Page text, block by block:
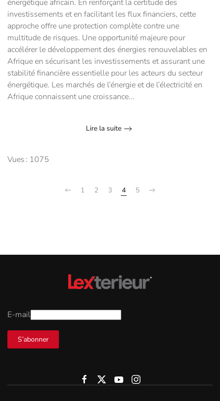
énergétique africain. En renforçant la certitude des
investissements et en facilitant les flux financiers, cette
approche offre une protection complète contre une
multitude de risques. Une opportunité majeure pour
accélérer le développement des énergies renouvelables en
Afrique en sécurisant les investissements et assurant une
stabilité financière essentielle pour les acteurs du secteur
énergétique. Les marchés de l’énergie et de l’électricité en
Afrique connaissent une croissance...
Lire la suite
Vues : 1075
1 2 3 4 5
E-mail
S’abonner